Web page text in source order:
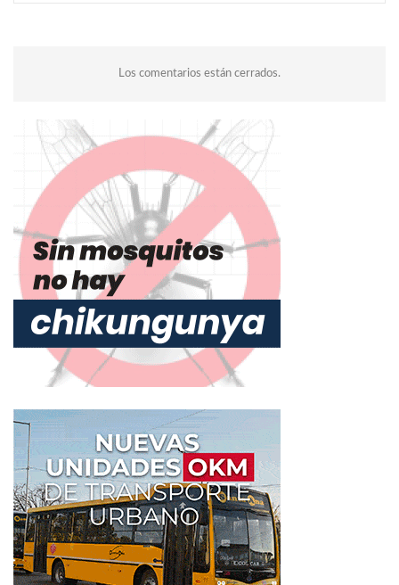
Los comentarios están cerrados.